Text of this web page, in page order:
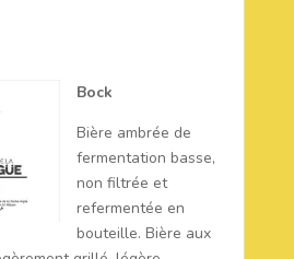
Bock
Bière ambrée de
fermentation basse,
non filtrée et
refermentée en
bouteille. Bière aux